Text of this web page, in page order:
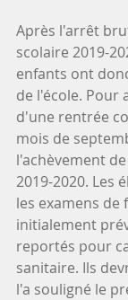
Après l'arrêt
scolaire 2019-
enfants ont
de l'école. Pour
d'une rentrée
mois de
l'achèvement
2019-2020. Les
les examens de
initialement
reportés pour
sanitaire. Ils
l'a souligné le